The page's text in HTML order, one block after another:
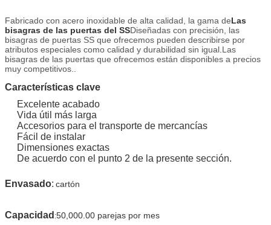
Fabricado con acero inoxidable de alta calidad, la gama deLas
bisagras de las puertas del SSDiseñadas con precisión, las
bisagras de puertas SS que ofrecemos pueden describirse por
atributos especiales como calidad y durabilidad sin igual.Las
bisagras de las puertas que ofrecemos están disponibles a precios
muy competitivos..
Características clave
Excelente acabado
Vida útil más larga
Accesorios para el transporte de mercancías
Fácil de instalar
Dimensiones exactas
De acuerdo con el punto 2 de la presente sección.
Envasado: cartón
Capacidad :50,000.00 parejas por mes